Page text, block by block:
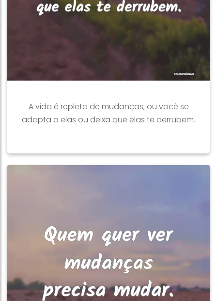
A vida é repleta de mudanças, ou você se
adapta a elas ou deixa que elas te derrubem.